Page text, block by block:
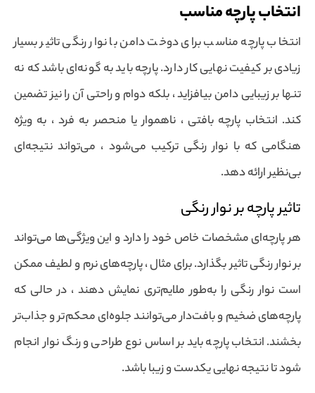
انتخاب پارچه مناسب
انتخاب پارچه مناسب برای دوخت دامن با نوار رنگی تاثیر بسیار
زیادی بر کیفیت نهایی کار دارد. پارچه باید به گونه‌ای باشد که نه
تنها بر زیبایی دامن بیافزاید ، بلکه دوام و راحتی آن را نیز تضمین
کند. انتخاب پارچه بافتی ، ناهموار یا منحصر به فرد ، به ویژه
هنگامی که با نوار رنگی ترکیب می‌شود ، می‌تواند نتیجه‌ای
بی‌نظیر ارائه دهد.
تاثیر پارچه بر نوار رنگی
هر پارچه‌ای مشخصات خاص خود را دارد و این ویژگی‌ها می‌تواند
بر نوار رنگی تاثیر بگذارد. برای مثال ، پارچه‌های نرم و لطیف ممکن
است نوار رنگی را به‌طور ملایم‌تری نمایش دهند ، در حالی که
پارچه‌های ضخیم و بافت‌دار می‌توانند جلوه‌ای محکم‌تر و جذاب‌تر
بخشند. انتخاب پارچه باید بر اساس نوع طراحی و رنگ نوار انجام
شود تا نتیجه نهایی یکدست و زیبا باشد.